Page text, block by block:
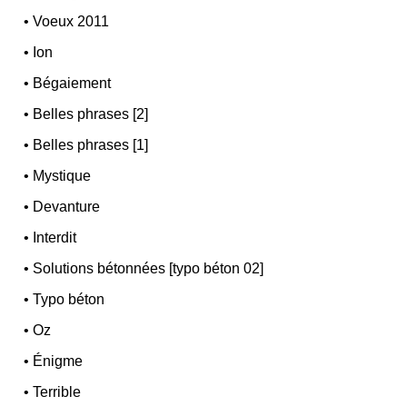
•Voeux 2011
• Ion
• Bégaiement
• Belles phrases [2]
• Belles phrases [1]
• Mystique
• Devanture
• Interdit
• Solutions bétonnées [typo béton 02]
•Typo béton
•Oz
• Énigme
•Terrible